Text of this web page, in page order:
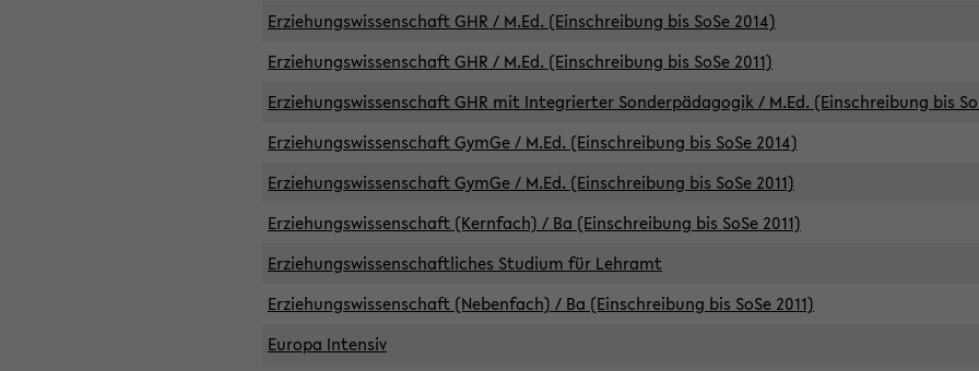
Erziehungswissenschaft GHR / M.Ed. (Einschreibung bis SoSe 2014)
Erziehungswissenschaft GHR / M.Ed. (Einschreibung bis SoSe 2011)
Erziehungswissenschaft GHR mit Integrierter Sonderpädagogik / M.Ed. (Einschreibung bis
Erziehungswissenschaft GymGe / M.Ed. (Einschreibung bis SoSe 2014)
Erziehungswissenschaft GymGe / M.Ed. (Einschreibung bis SoSe 2011)
Erziehungswissenschaft (Kernfach) / Ba (Einschreibung bis SoSe 2011)
Erziehungswissenschaftliches Studium für Lehramt
Erziehungswissenschaft (Nebenfach) / Ba (Einschreibung bis SoSe 2011)
Europa Intensiv